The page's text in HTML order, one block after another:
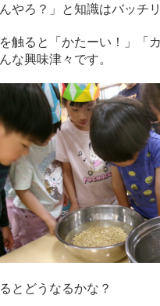
やろ？」と知識はバッチリ
触ると「かたーい！」「
な興味津々です。
とどうなるかな？